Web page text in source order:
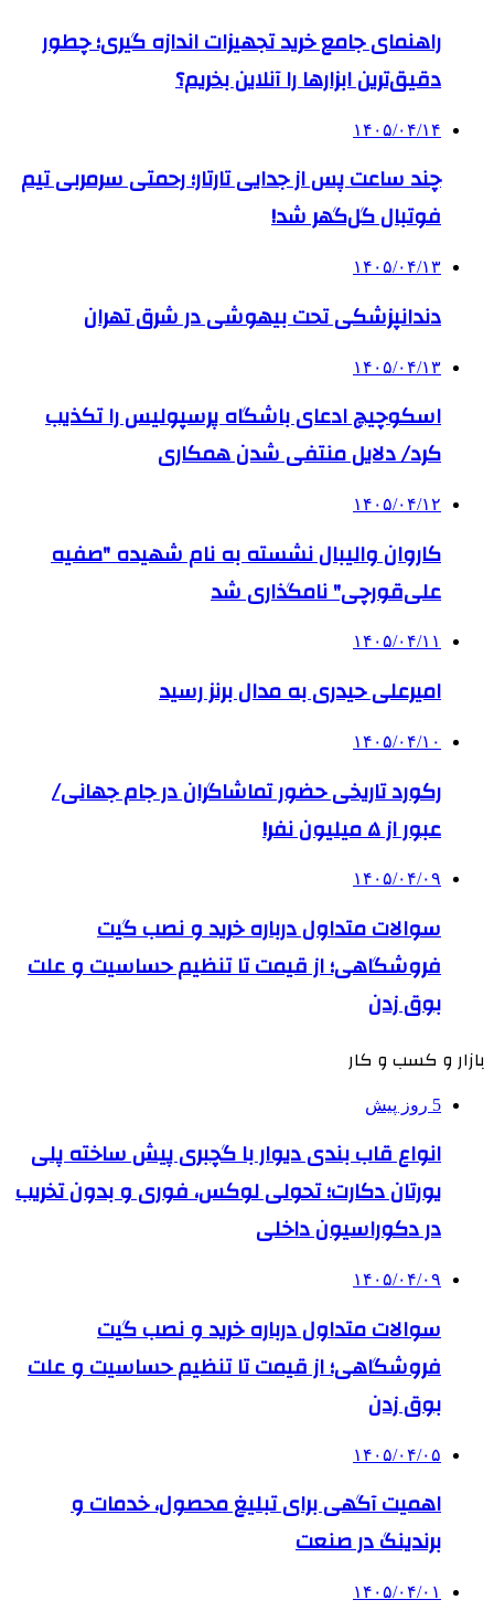
راهنمای جامع خرید تجهیزات اندازه گیری؛ چطور
دقیق‌ترین ابزارها را آنلاین بخریم؟
۱۴۰۵/۰۴/۱۴
چند ساعت پس از جدایی تارتار؛ رحمتی سرمربی تیم
فوتبال گل‌گهر شد!
۱۴۰۵/۰۴/۱۳
دندانپزشکی تحت بیهوشی در شرق تهران
۱۴۰۵/۰۴/۱۳
اسکوچیچ ادعای باشگاه پرسپولیس را تکذیب
کرد/ دلایل منتفی شدن همکاری
۱۴۰۵/۰۴/۱۲
کاروان والیبال نشسته به نام شهیده "صفیه
علی‌قورچی" نامگذاری شد
۱۴۰۵/۰۴/۱۱
امیرعلی حیدری به مدال برنز رسید
۱۴۰۵/۰۴/۱۰
رکورد تاریخی حضور تماشاگران در جام جهانی/
عبور از ۵ میلیون نفر!
۱۴۰۵/۰۴/۰۹
سوالات متداول درباره خرید و نصب گیت
فروشگاهی؛ از قیمت تا تنظیم حساسیت و علت
بوق زدن
بازار و کسب و کار
5 روز پیش
انواع قاب بندی دیوار با گچبری پیش ساخته پلی
یورتان دکارت؛ تحولی لوکس، فوری و بدون تخریب
در دکوراسیون داخلی
۱۴۰۵/۰۴/۰۹
سوالات متداول درباره خرید و نصب گیت
فروشگاهی؛ از قیمت تا تنظیم حساسیت و علت
بوق زدن
۱۴۰۵/۰۴/۰۵
اهمیت آگهی برای تبلیغ محصول، خدمات و
برندینگ در صنعت
۱۴۰۵/۰۴/۰۱